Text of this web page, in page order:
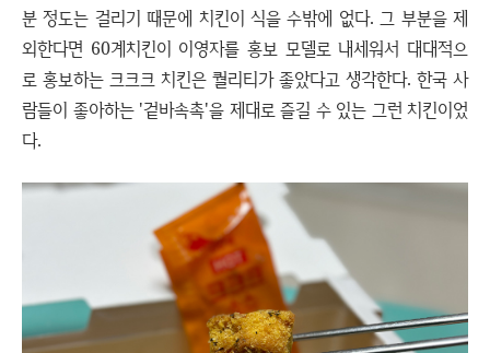
분 정도는 걸리기 때문에 치킨이 식을 수밖에 없다. 그 부분을 제
외한다면 60계치킨이 이영자를 홍보 모델로 내세워서 대대적으
로 홍보하는 크크크 치킨은 퀄리티가 좋았다고 생각한다. 한국 사
람들이 좋아하는 '겉바속촉'을 제대로 즐길 수 있는 그런 치킨이었
다.